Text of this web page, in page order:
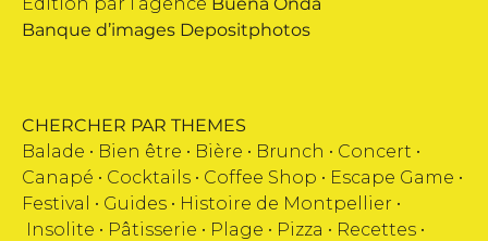
Banque d’images Depositphotos
CHERCHER PAR THEMES
Balade • Bien être • Bière • Brunch • Concert •
Canapé • Cocktails • Coffee Shop • Escape Game •
Festival
• Guides • Histoire de Montpellier •
Insolite • Pâtisserie • Plage • Pizza • Recettes •